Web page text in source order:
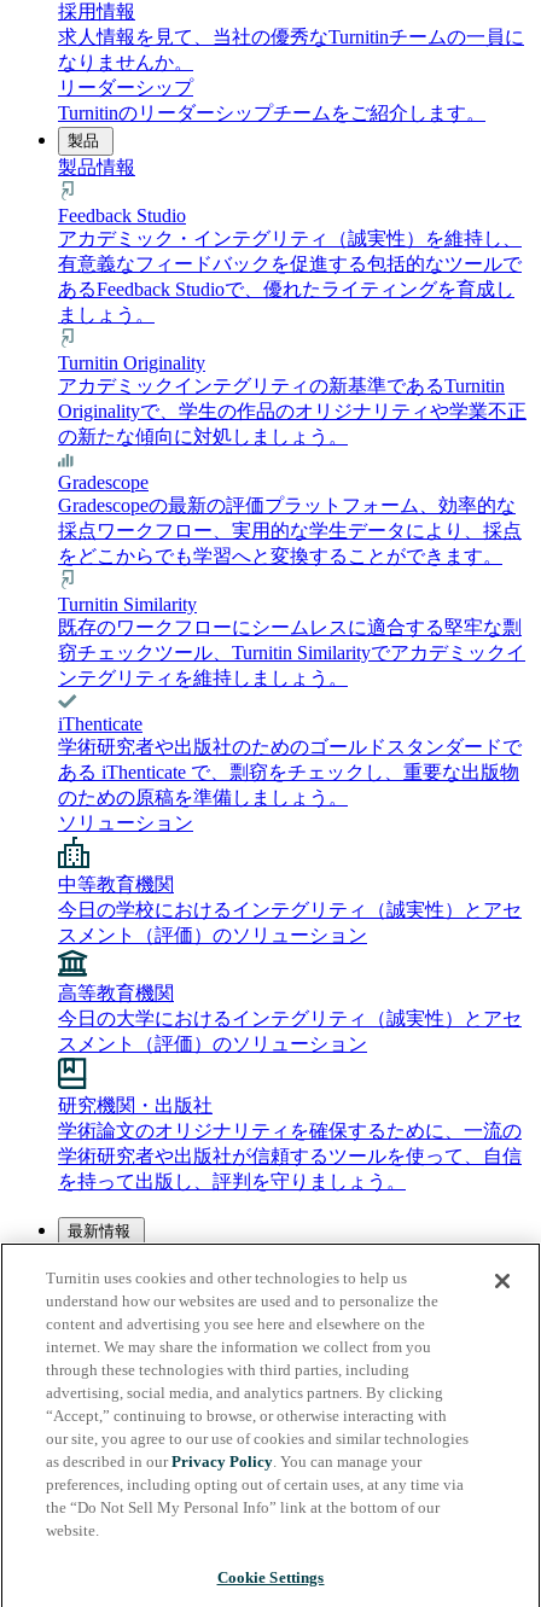
採用情報
求人情報を見て、当社の優秀なTurnitinチームの一員に
なりませんか。
リーダーシップ
Turnitinのリーダーシップチームをご紹介します。
製品
製品情報
Feedback Studio
アカデミック・インテグリティ（誠実性）を維持し、
有意義なフィードバックを促進する包括的なツールで
あるFeedback Studioで、優れたライティングを育成し
ましょう。
Turnitin Originality
アカデミックインテグリティの新基準であるTurnitin
Originalityで、学生の作品のオリジナリティや学業不正
の新たな傾向に対処しましょう。
Gradescope
Gradescopeの最新の評価プラットフォーム、効率的な
採点ワークフロー、実用的な学生データにより、採点
をどこからでも学習へと変換することができます。
Turnitin Similarity
既存のワークフローにシームレスに適合する堅牢な剽
窃チェックツール、Turnitin Similarityでアカデミックイ
ンテグリティを維持しましょう。
iThenticate
学術研究者や出版社のためのゴールドスタンダードで
ある iThenticate で、剽窃をチェックし、重要な出版物
のための原稿を準備しましょう。
ソリューション
中等教育機関
今日の学校におけるインテグリティ（誠実性）とアセ
スメント（評価）のソリューション
高等教育機関
今日の大学におけるインテグリティ（誠実性）とアセ
スメント（評価）のソリューション
研究機関・出版社
学術論文のオリジナリティを確保するために、一流の
学術研究者や出版社が信頼するツールを使って、自信
を持って出版し、評判を守りましょう。
最新情報
メディアセンター
メディアキット
TurnitinのメディアキットでTurnitinについて詳しく知る
ことができます。
プレスリリース
Turnitinの最新のプレスリリースやお知らせを掲載して
います。
サポートセンター (EN)
お問い合わせ
ログイン
インストラクターまたは受講者とし
Turnitin uses cookies and other technologies to help us
understand how our websites are used and to personalize the
content and advertising you see here and elsewhere on the
internet. We may share the information we collect from you
through these technologies with third parties, including
advertising, social media, and analytics partners. By clicking
“Accept,” continuing to browse, or otherwise interacting with
our site, you agree to our use of cookies and similar technologies
as described in ourPrivacy Policy. You can manage your
preferences, including opting out of certain uses, at any time via
the “Do Not Sell My Personal Info” link at the bottom of our
website.
Cookie Settings